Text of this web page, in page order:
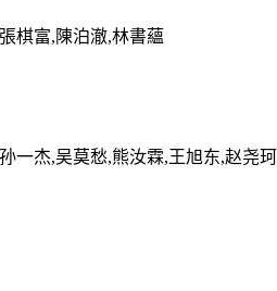
棋富,陳泊澈,林書蘊
一杰,吴莫愁,熊汝霖,王旭东,赵尧